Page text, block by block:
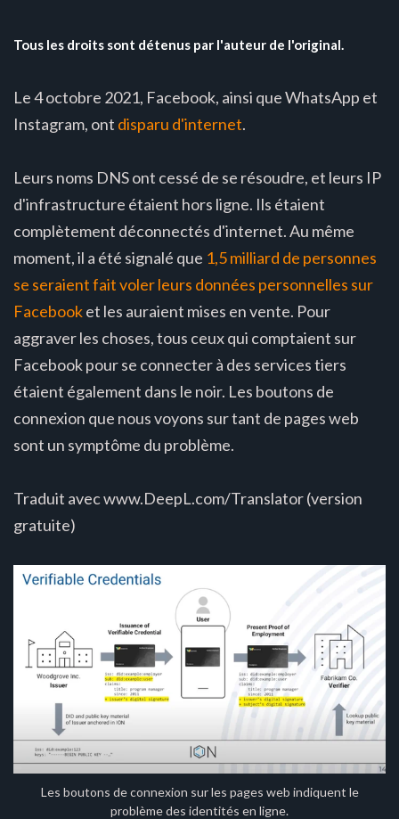
Tous les droits sont détenus par l'auteur de l'original.
Le 4 octobre 2021, Facebook, ainsi que WhatsApp et
Instagram, ont disparu d'internet.
Leurs noms DNS ont cessé de se résoudre, et leurs IP
d'infrastructure étaient hors ligne. Ils étaient
complètement déconnectés d'internet. Au même
moment, il a été signalé que 1,5 milliard de personnes
se seraient fait voler leurs données personnelles sur
Facebooket les auraient mises en vente. Pour
aggraver les choses, tous ceux qui comptaient sur
Facebook pour se connecter à des services tiers
étaient également dans le noir. Les boutons de
connexion que nous voyons sur tant de pages web
sont un symptôme du problème.
Traduit avec www.DeepL.com/Translator (version
gratuite)
Les boutons de connexion sur les pages web indiquent le
problème des identités en ligne.